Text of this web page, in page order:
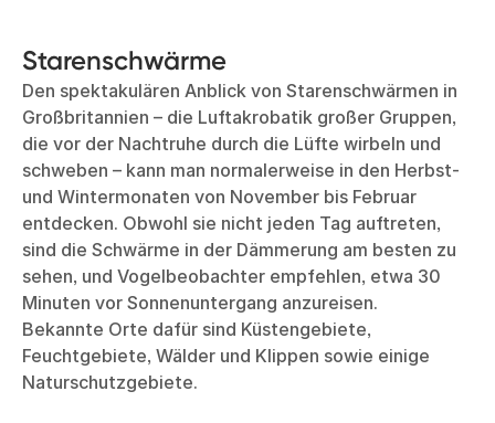
Starenschwärme
Den spektakulären Anblick von Starenschwärmen in
Großbritannien – die Luftakrobatik großer Gruppen,
die vor der Nachtruhe durch die Lüfte wirbeln und
schweben – kann man normalerweise in den Herbst-
und Wintermonaten von November bis Februar
entdecken. Obwohl sie nicht jeden Tag auftreten,
sind die Schwärme in der Dämmerung am besten zu
sehen, und Vogelbeobachter empfehlen, etwa 30
Minuten vor Sonnenuntergang anzureisen.
Bekannte Orte dafür sind Küstengebiete,
Feuchtgebiete, Wälder und Klippen sowie einige
Naturschutzgebiete.